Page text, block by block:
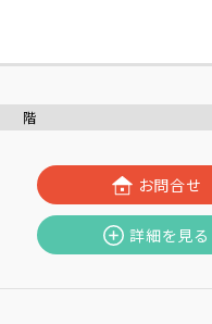
階
お問合せ
詳細を見る